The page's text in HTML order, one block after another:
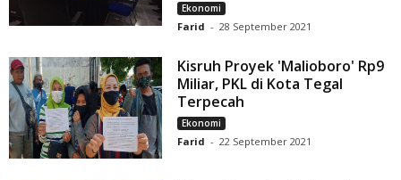
Ekonomi
Farid - 28 September 2021
Kisruh Proyek 'Malioboro' Rp9
Miliar, PKL di Kota Tegal
Terpecah
Ekonomi
Farid - 22 September 2021